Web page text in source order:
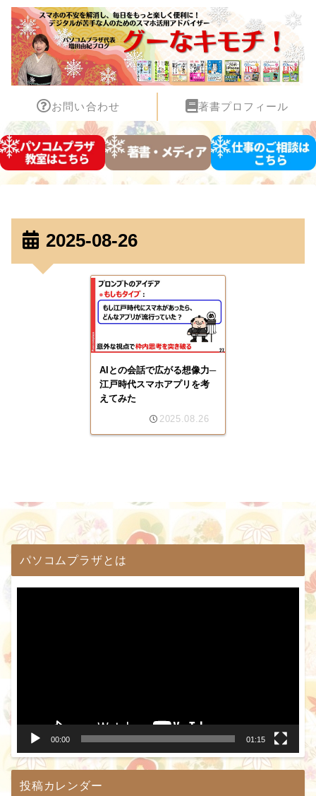
お問い合わせ 著書プロフィール
2025-08-26
AIとの会話で広がる想像力─
江戸時代スマホアプリを考
えてみた
2025.08.26
パソコムプラザとは
00:00 01:15
投稿カレンダー